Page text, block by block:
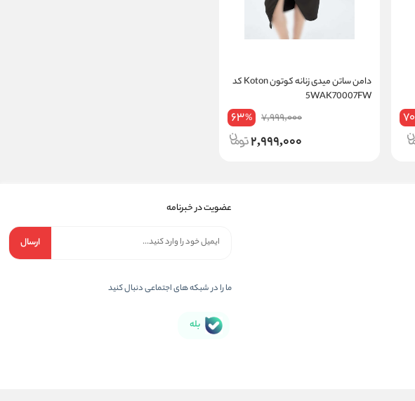
70
دامن ساتن میدی زنانه کوتون Koton کد
5WAK70007FW
7,999,000
63%
2,999,000
عضویت در خبرنامه
ارسال
ما را در شبکه های اجتماعی دنبال کنید
بله